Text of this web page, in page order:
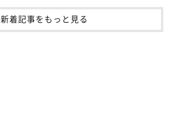
新着記事をもっと見る